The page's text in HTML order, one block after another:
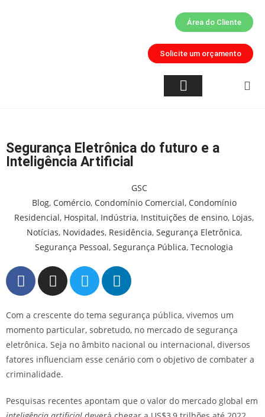
Área do Cliente
Solicite um orçamento
Segurança Eletrônica do futuro e a
Inteligência Artificial
GSC
Blog, Comércio, Condomínio Comercial, Condomínio
Residencial, Hospital, Indústria, Instituições de ensino, Lojas,
Notícias, Novidades, Residência, Segurança Eletrônica,
Segurança Pessoal, Segurança Pública, Tecnologia
Com a crescente do tema segurança pública, vivemos um
momento particular, sobretudo, no mercado de segurança
eletrônica. Seja no âmbito nacional ou internacional, diversos
fatores influenciam esse cenário com o objetivo de combater a
criminalidade.
Pesquisas recentes apontam que o valor do mercado global em